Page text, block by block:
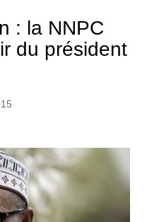
: la NNPC
du président